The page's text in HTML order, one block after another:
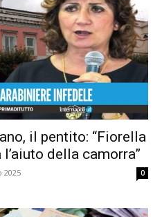
il pentito: “Fiorella
della camorra”
2025 0